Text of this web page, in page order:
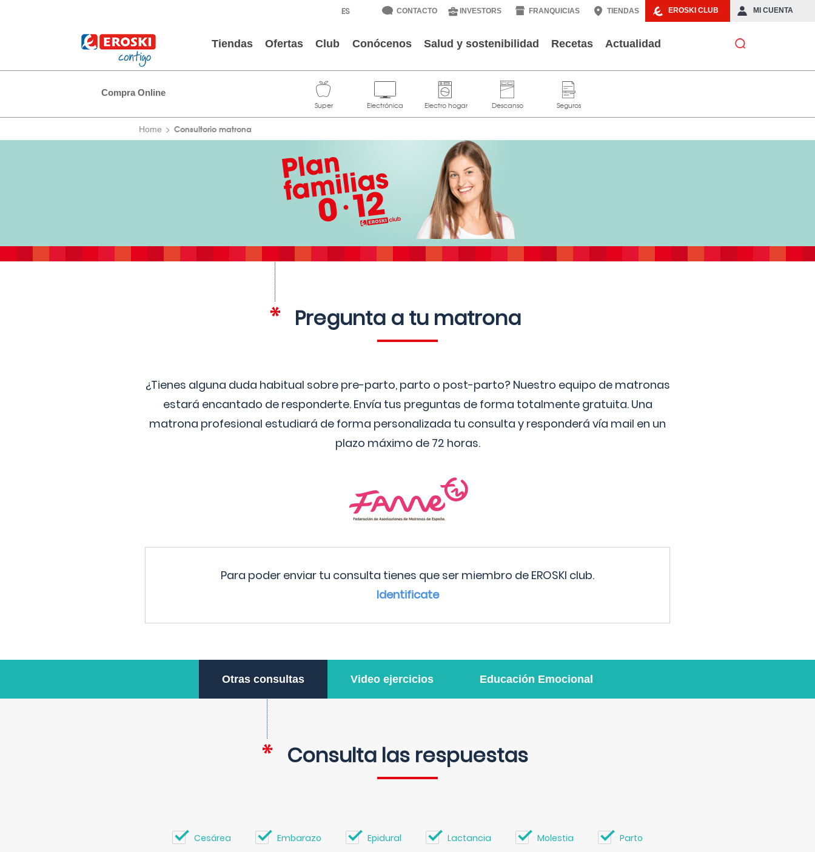
EROSKI CLUB MI CUENTA
CONTACTO INVESTORS FRANQUICIAS TIENDAS
Tiendas Ofertas Club Conócenos Salud y sostenibilidad Recetas Actualidad
Compra Online
Home Consultorio matrona
Pregunta a tu matrona
¿Tienes alguna duda habitual sobre pre-parto, parto o post-parto? Nuestro equipo de matronas
estará encantado de responderte. Envía tus preguntas de forma totalmente gratuita. Una
matrona profesional estudiará de forma personalizada tu consulta y responderá vía mail en un
plazo máximo de 72 horas.
Para poder enviar tu consulta tienes que ser miembro de EROSKI club.
Identificate
Otras consultas Video ejercicios Educación Emocional
Consulta las respuestas
Cesárea Embarazo Epidural Lactancia Molestia Parto